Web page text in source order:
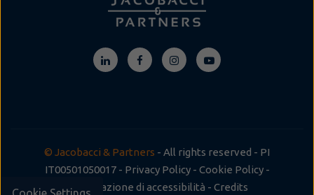
© Jacobacci & Partners - All rights reserved - PI
IT00501050017 - Privacy Policy- Cookie Policy-
Dichiarazione di accessibilità - Credits